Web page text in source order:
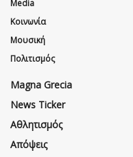
Media
Κοινωνία
Μουσική
Πολιτισμός
Magna Grecia
News Ticker
Αθλητισμός
Απόψεις